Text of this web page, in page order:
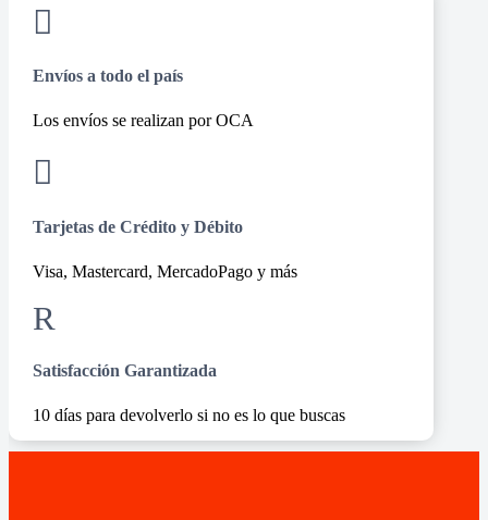

Envíos a todo el país
Los envíos se realizan por OCA

Tarjetas de Crédito y Débito
Visa, Mastercard, MercadoPago y más
R
Satisfacción Garantizada
10 días para devolverlo si no es lo que buscas